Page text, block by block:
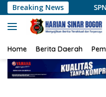
Langsung
ke
konten
Breaking News
SPN Polda Metro
Home Berita Daerah